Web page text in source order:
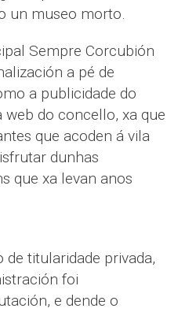
un museo morto.
Sempre Corcubión
a pé de
a publicidade do
do concello, xa que
que acoden á vila
dunhas
que xa levan anos
de titularidade privada,
foi
e dende o